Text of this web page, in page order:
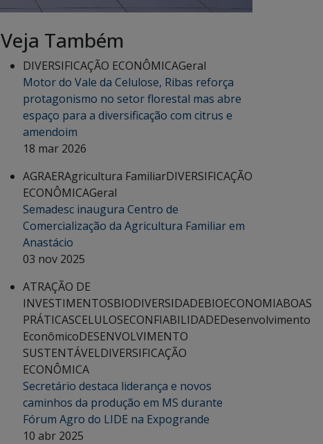
Veja Também
DIVERSIFICAÇÃO ECONÔMICAGeral
Motor do Vale da Celulose, Ribas reforça
protagonismo no setor florestal mas abre
espaço para a diversificação com citrus e
amendoim
18 mar 2026
AGRAERAgricultura FamiliarDIVERSIFICAÇÃO
ECONÔMICAGeral
Semadesc inaugura Centro de
Comercialização da Agricultura Familiar em
Anastácio
03 nov 2025
ATRAÇÃO DE
INVESTIMENTOSBIODIVERSIDADEBIOECONOMIABOAS
PRÁTICASCELULOSECONFIABILIDADEDesenvolvimento
EconômicoDESENVOLVIMENTO
SUSTENTÁVELDIVERSIFICAÇÃO
ECONÔMICA
Secretário destaca liderança e novos
caminhos da produção em MS durante
Fórum Agro do LIDE na Expogrande
10 abr 2025